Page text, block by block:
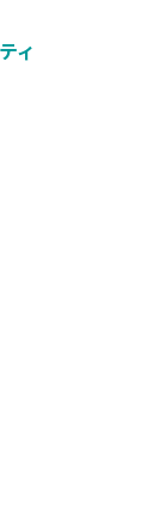
ィ